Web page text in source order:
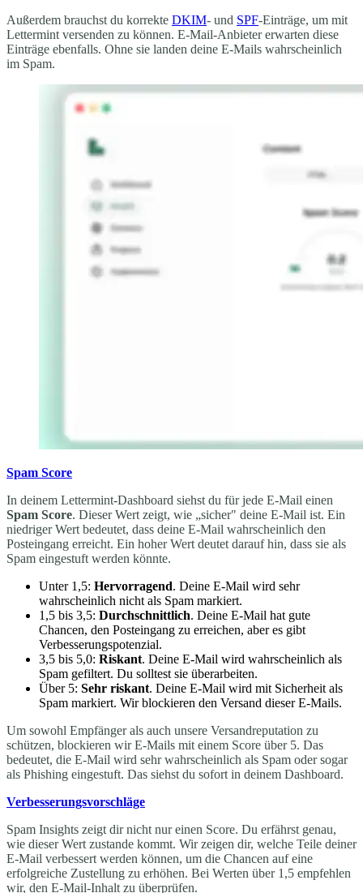
Außerdem brauchst du korrekte DKIM- und SPF-Einträge, um mit
Lettermint versenden zu können. E-Mail-Anbieter erwarten diese
Einträge ebenfalls. Ohne sie landen deine E-Mails wahrscheinlich
im Spam.
Spam Score
In deinem Lettermint-Dashboard siehst du für jede E-Mail einen
Spam Score. Dieser Wert zeigt, wie „sicher" deine E-Mail ist. Ein
niedriger Wert bedeutet, dass deine E-Mail wahrscheinlich den
Posteingang erreicht. Ein hoher Wert deutet darauf hin, dass sie als
Spam eingestuft werden könnte.
Unter 1,5: Hervorragend. Deine E-Mail wird sehr
wahrscheinlich nicht als Spam markiert.
1,5 bis 3,5: Durchschnittlich. Deine E-Mail hat gute
Chancen, den Posteingang zu erreichen, aber es gibt
Verbesserungspotenzial.
3,5 bis 5,0: Riskant. Deine E-Mail wird wahrscheinlich als
Spam gefiltert. Du solltest sie überarbeiten.
Über 5: Sehr riskant. Deine E-Mail wird mit Sicherheit als
Spam markiert. Wir blockieren den Versand dieser E-Mails.
Um sowohl Empfänger als auch unsere Versandreputation zu
schützen, blockieren wir E-Mails mit einem Score über 5. Das
bedeutet, die E-Mail wird sehr wahrscheinlich als Spam oder sogar
als Phishing eingestuft. Das siehst du sofort in deinem Dashboard.
Verbesserungsvorschläge
Spam Insights zeigt dir nicht nur einen Score. Du erfährst genau,
wie dieser Wert zustande kommt. Wir zeigen dir, welche Teile deiner
E-Mail verbessert werden können, um die Chancen auf eine
erfolgreiche Zustellung zu erhöhen. Bei Werten über 1,5 empfehlen
wir, den E-Mail-Inhalt zu überprüfen.